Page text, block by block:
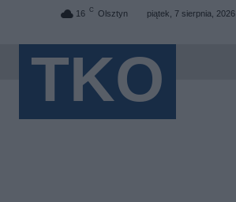
16 C Olsztyn piątek, 7 sierpnia, 2026
TKO